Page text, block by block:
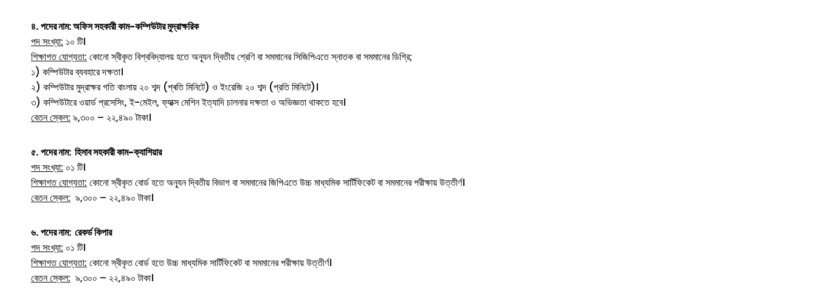
৪.পদের নাম: অফিস সহকারী কাম-কম্পিউটার মুদ্রাক্ষরিক
পদ সংখ্যা: ১০ টি।
শিক্ষাগত যোগ্যতা: কোনো স্বীকৃত বিশ্ববিদ্যালয় হতে অন্যূন দ্বিতীয় শ্রেণি বা সমমানের সিজিপিএতে স্নাতক বা সমমানের ডিগ্রি;
১) কম্পিউটার ব্যবহারে দক্ষতা।
২) কম্পিউটার মুদ্রাক্ষর গতি বাংলায় ২০ শব্দ (প্ৰতি মিনিটে) ও ইংরেজি ২০ শব্দ (প্রতি মিনিটে)।
৩) কম্পিউটারে ওয়ার্ড প্রসেসিং, ই-মেইল, ফ্যাক্স মেশিন ইত্যাদি চালনার দক্ষতা ও অভিজ্ঞতা থাকতে হবে।
বেতন স্কেল: ৯,৩০০ – ২২,৪৯০ টাকা।
৫.পদের নাম: হিসাব সহকারী কাম-ক্যাশিয়ার
পদ সংখ্যা: ০১ টি।
শিক্ষাগত যোগ্যতা: কোনো স্বীকৃত বোর্ড হতে অন্যূন দ্বিতীয় বিভাগ বা সমমানের জিপিএতে উচ্চ মাধ্যমিক সার্টিফিকেট বা সমমানের পরীক্ষায় উত্তীর্ণ।
বেতন স্কেল: ৯,৩০০ – ২২,৪৯০ টাকা।
৬.পদের নাম: রেকর্ড কিপার
পদ সংখ্যা: ০১ টি।
শিক্ষাগত যোগ্যতা: কোনো স্বীকৃত বোর্ড হতে উচ্চ মাধ্যমিক সার্টিফিকেট বা সমমানের পরীক্ষায় উত্তীর্ণ।
বেতন স্কেল: ৯,৩০০ – ২২,৪৯০ টাকা।